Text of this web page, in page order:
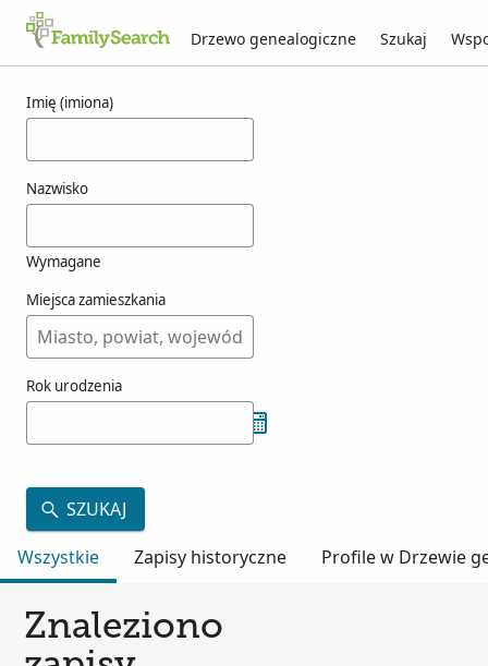
Drzewo genealogiczne Szukaj
Imię (imiona)
Nazwisko
Wymagane
Miejsca zamieszkania
Rok urodzenia
SZUKAJ
Wszystkie
Zapisy historyczne Profile w Drzewie
Znaleziono